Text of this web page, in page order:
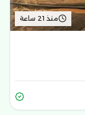
منذ 21 ساعة